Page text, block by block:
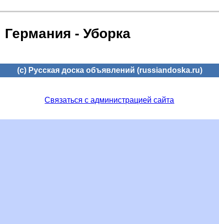
Германия - Уборка
(c) Русская доска объявлений (russiandoska.ru)
Связаться с администрацией сайта